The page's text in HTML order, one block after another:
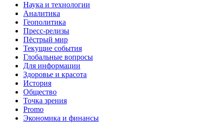
Наука и технологии
Аналитика
Геополитика
Пресс-релизы
Пёстрый мир
Текущие события
Глобальные вопросы
Для информации
Здоровье и красота
История
Общество
Точка зрения
Promo
Экономика и финансы